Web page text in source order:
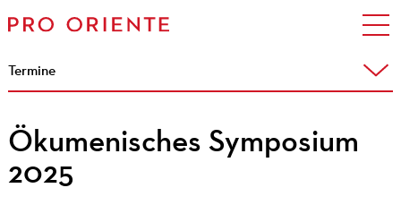
Termine
Ökumenisches Symposium
2025